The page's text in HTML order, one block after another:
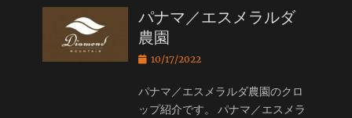
パナマ／エスメラルダ
農園
投
日
10/17/2022
パナマ／エスメラルダ農園のクロ
ップ紹介です。 パナマ／エスメラ